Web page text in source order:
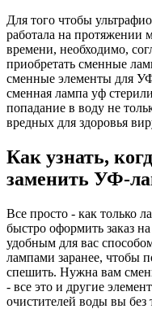
Для того чтобы
работала на протяжении
времени, необходимо,
приобретать сменные
сменные элементы для
сменная лампа уф
попадание в воду не
вредных для здоровья
Как узнать,
заменить УФ-
Все просто - как только
быстро оформить заказ
удобным для вас
лампами заранее, чтобы
спешить. Нужна вам
- все это и другие
очистителей воды вы без